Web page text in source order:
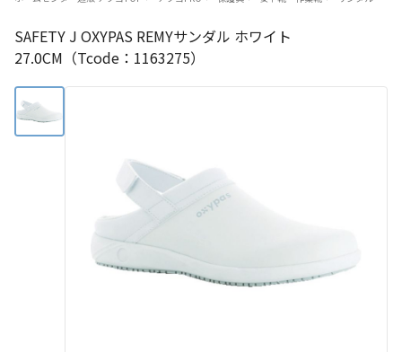
SAFETY J OXYPAS REMYサンダル ホワイト
27.0CM（Tcode：1163275）